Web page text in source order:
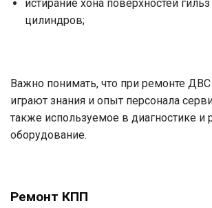
истирание хона поверхностей
цилиндров;
Важно понимать, что при ремонте
играют знания и опыт персонала
также используемое в диагностике и
оборудование.
Ремонт КПП